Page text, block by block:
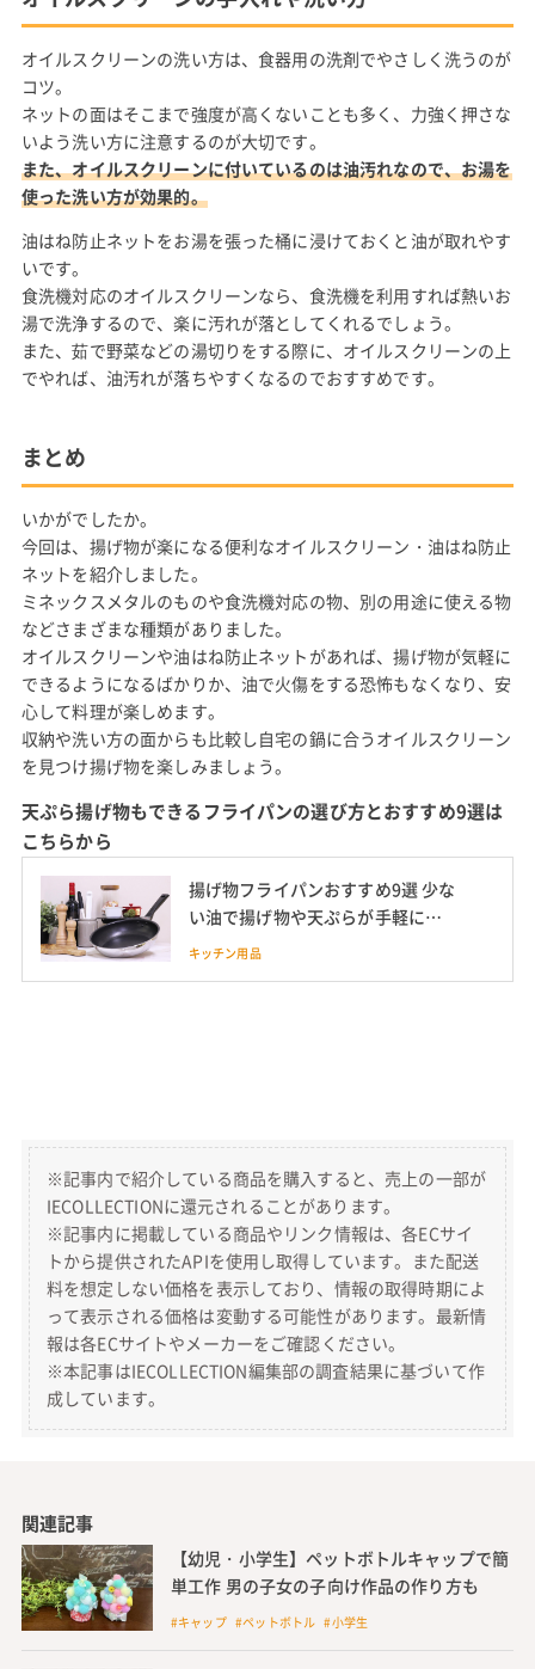
オイルスクリーンの洗い方は、食器用の洗剤でやさしく洗うのが
コツ。
ネットの面はそこまで強度が高くないことも多く、力強く押さな
いよう洗い方に注意するのが大切です。
また、オイルスクリーンに付いているのは油汚れなので、お湯を
使った洗い方が効果的。
油はね防止ネットをお湯を張った桶に浸けておくと油が取れやす
いです。
食洗機対応のオイルスクリーンなら、食洗機を利用すれば熱いお
湯で洗浄するので、楽に汚れが落としてくれるでしょう。
また、茹で野菜などの湯切りをする際に、オイルスクリーンの上
でやれば、油汚れが落ちやすくなるのでおすすめです。
まとめ
いかがでしたか。
今回は、揚げ物が楽になる便利なオイルスクリーン・油はね防止
ネットを紹介しました。
ミネックスメタルのものや食洗機対応の物、別の用途に使える物
などさまざまな種類がありました。
オイルスクリーンや油はね防止ネットがあれば、揚げ物が気軽に
できるようになるばかりか、油で火傷をする恐怖もなくなり、安
心して料理が楽しめます。
収納や洗い方の面からも比較し自宅の鍋に合うオイルスクリーン
を見つけ揚げ物を楽しみましょう。
天ぷら揚げ物もできるフライパンの選び方とおすすめ9選は
こちらから
揚げ物フライパンおすすめ9選 少な
い油で揚げ物や天ぷらが手軽に作
れる
キッチン用品
※記事内で紹介している商品を購入すると、売上の一部が
IECOLLECTIONに還元されることがあります。
※記事内に掲載している商品やリンク情報は、各ECサイ
トから提供されたAPIを使用し取得しています。また配送
料を想定しない価格を表示しており、情報の取得時期によ
って表示される価格は変動する可能性があります。最新情
報は各ECサイトやメーカーをご確認ください。
※本記事はIECOLLECTION編集部の調査結果に基づいて作
成しています。
関連記事
【幼児・小学生】ペットボトルキャップで簡
単工作 男の子女の子向け作品の作り方も
#キャップ #ペットボトル #小学生